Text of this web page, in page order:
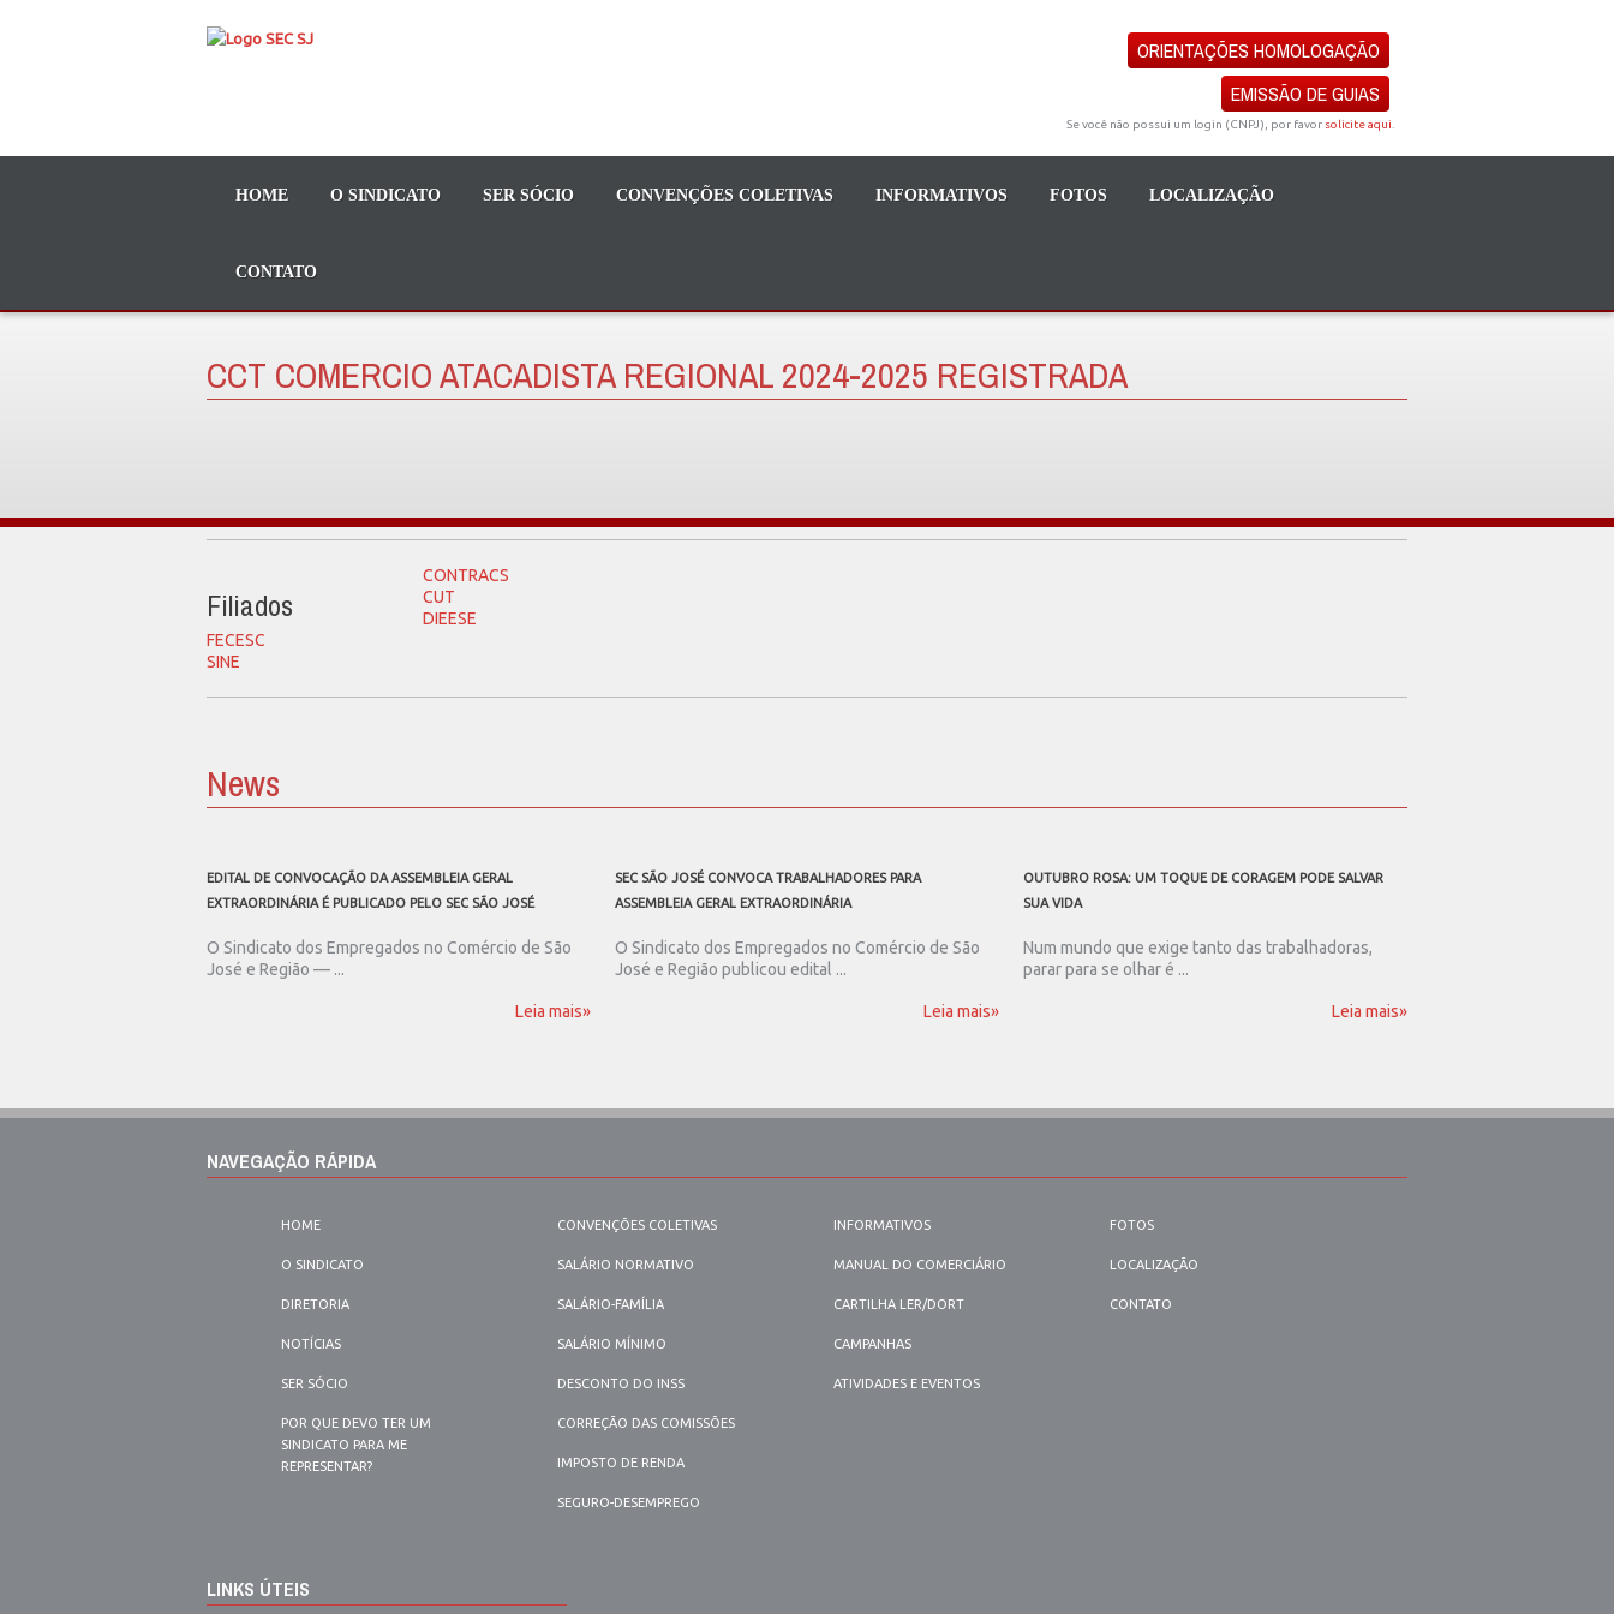
ORIENTAÇÕES HOMOLOGAÇÃO
EMISSÃO DE GUIAS
Se você não possui um login (CNPJ), por favor solicite aqui
HOME O SINDICATO SER SÓCIO CONVENÇÕES COLETIVAS INFORMATIVOS FOTOS LOCALIZAÇÃO
CONTATO
CCT COMERCIO ATACADISTA REGIONAL 2024-2025 REGISTRADA
Filiados
CONTRACS
CUT
DIEESE
FECESC
SINE
News
EDITAL DE CONVOCAÇÃO DA ASSEMBLEIA GERAL
EXTRAORDINÁRIA É PUBLICADO PELO SEC SÃO JOSÉ
O Sindicato dos Empregados no Comércio de São
José e Região — ...
Leia mais»
SEC SÃO JOSÉ CONVOCA TRABALHADORES PARA
ASSEMBLEIA GERAL EXTRAORDINÁRIA
O Sindicato dos Empregados no Comércio de São
José e Região publicou edital ...
Leia mais»
OUTUBRO ROSA: UM TOQUE DE CORAGEM PODE SALVAR
SUA VIDA
Num mundo que exige tanto das trabalhadoras,
parar para se olhar é ...
Leia mais»
NAVEGAÇÃO RÁPIDA
HOME
O SINDICATO
DIRETORIA
NOTÍCIAS
SER SÓCIO
POR QUE DEVO TER UM
SINDICATO PARA ME
REPRESENTAR?
CONVENÇÕES COLETIVAS
SALÁRIO NORMATIVO
SALÁRIO-FAMÍLIA
SALÁRIO MÍNIMO
DESCONTO DO INSS
CORREÇÃO DAS COMISSÕES
IMPOSTO DE RENDA
SEGURO-DESEMPREGO
INFORMATIVOS
MANUAL DO COMERCIÁRIO
CARTILHA LER/DORT
CAMPANHAS
ATIVIDADES E EVENTOS
FOTOS
LOCALIZAÇÃO
CONTATO
LINKS ÚTEIS